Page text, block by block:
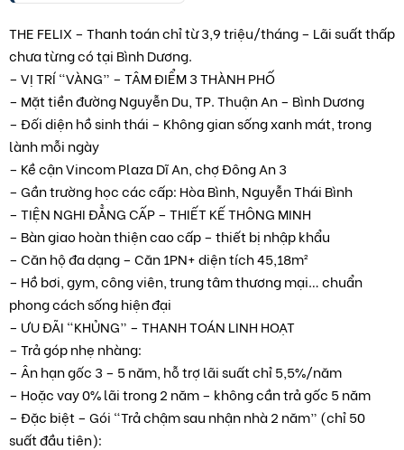
THE FELIX – Thanh toán chỉ từ 3,9 triệu/tháng – Lãi suất thấp
chưa từng có tại Bình Dương.
– VỊ TRÍ “VÀNG” – TÂM ĐIỂM 3 THÀNH PHỐ
– Mặt tiền đường Nguyễn Du, TP. Thuận An – Bình Dương
– Đối diện hồ sinh thái – Không gian sống xanh mát, trong
lành mỗi ngày
– Kề cận Vincom Plaza Dĩ An, chợ Đông An 3
– Gần trường học các cấp: Hòa Bình, Nguyễn Thái Bình
– TIỆN NGHI ĐẲNG CẤP – THIẾT KẾ THÔNG MINH
– Bàn giao hoàn thiện cao cấp – thiết bị nhập khẩu
– Căn hộ đa dạng – Căn 1PN+ diện tích 45,18m²
– Hồ bơi, gym, công viên, trung tâm thương mại… chuẩn
phong cách sống hiện đại
– ƯU ĐÃI “KHỦNG” – THANH TOÁN LINH HOẠT
– Trả góp nhẹ nhàng:
– Ân hạn gốc 3 – 5 năm, hỗ trợ lãi suất chỉ 5,5%/năm
– Hoặc vay 0% lãi trong 2 năm – không cần trả gốc 5 năm
– Đặc biệt – Gói “Trả chậm sau nhận nhà 2 năm” (chỉ 50
suất đầu tiên):